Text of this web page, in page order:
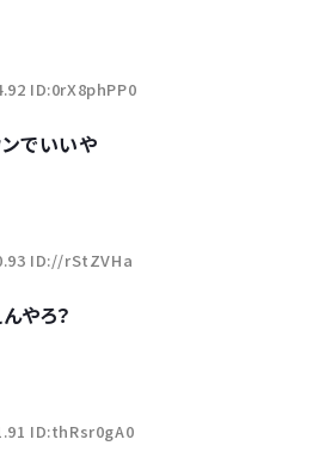
ID:0rX8phPP0
でいいや
ID://rStZVHa
やろ？
ID:thRsr0gA0